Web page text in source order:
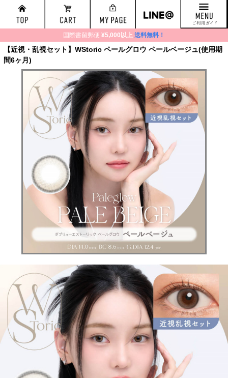
国際書留郵便 ¥5,000以上 送料無料！
【近視・乱視セット】WStoric ペールグロウ ペールベージュ(使用期
間6ヶ月)